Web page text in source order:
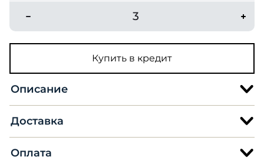
3
Купить в кредит
Описание
Доставка
Оплата